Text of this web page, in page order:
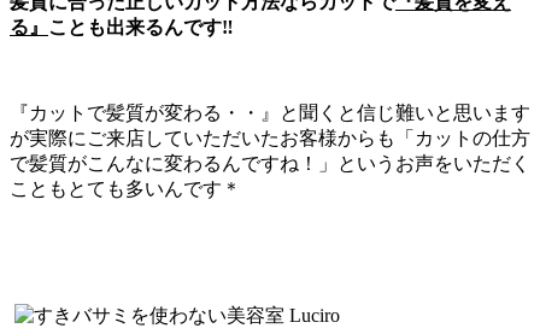
る』 ことも出来るんです‼
『カットで髪質が変わる・・』と聞くと信じ難いと思います
が実際にご来店していただいたお客様からも「カットの仕方
で髪質がこんなに変わるんですね！」というお声をいただく
こともとても多いんです＊